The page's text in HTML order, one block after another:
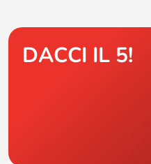
DACCI IL 5!